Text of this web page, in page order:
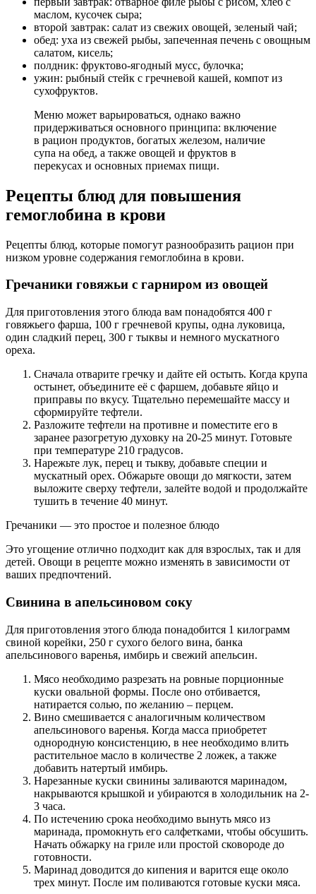
маслом, кусочек сыра;
второй завтрак: салат из свежих овощей, зеленый чай;
обед: уха из свежей рыбы, запеченная печень с овощным
салатом, кисель;
полдник: фруктово-ягодный мусс, булочка;
ужин: рыбный стейк с гречневой кашей, компот из
сухофруктов.
Меню может варьироваться, однако важно
придерживаться основного принципа: включение
в рацион продуктов, богатых железом, наличие
супа на обед, а также овощей и фруктов в
перекусах и основных приемах пищи.
Рецепты блюд для повышения
гемоглобина в крови
Рецепты блюд, которые помогут разнообразить рацион при
низком уровне содержания гемоглобина в крови.
Гречаники говяжьи с гарниром из овощей
Для приготовления этого блюда вам понадобятся 400 г
говяжьего фарша, 100 г гречневой крупы, одна луковица,
один сладкий перец, 300 г тыквы и немного мускатного
ореха.
Сначала отварите гречку и дайте ей остыть. Когда крупа
остынет, объедините её с фаршем, добавьте яйцо и
приправы по вкусу. Тщательно перемешайте массу и
сформируйте тефтели.
Разложите тефтели на противне и поместите его в
заранее разогретую духовку на 20-25 минут. Готовьте
при температуре 210 градусов.
Нарежьте лук, перец и тыкву, добавьте специи и
мускатный орех. Обжарьте овощи до мягкости, затем
выложите сверху тефтели, залейте водой и продолжайте
тушить в течение 40 минут.
Гречаники — это простое и полезное блюдо
Это угощение отлично подходит как для взрослых, так и для
детей. Овощи в рецепте можно изменять в зависимости от
ваших предпочтений.
Свинина в апельсиновом соку
Для приготовления этого блюда понадобится 1 килограмм
свиной корейки, 250 г сухого белого вина, банка
апельсинового варенья, имбирь и свежий апельсин.
Мясо необходимо разрезать на ровные порционные
куски овальной формы. После оно отбивается,
натирается солью, по желанию – перцем.
Вино смешивается с аналогичным количеством
апельсинового варенья. Когда масса приобретет
однородную консистенцию, в нее необходимо влить
растительное масло в количестве 2 ложек, а также
добавить натертый имбирь.
Нарезанные куски свинины заливаются маринадом,
накрываются крышкой и убираются в холодильник на 2-
3 часа.
По истечению срока необходимо вынуть мясо из
маринада, промокнуть его салфетками, чтобы обсушить.
Начать обжарку на гриле или простой сковороде до
готовности.
Маринад доводится до кипения и варится еще около
трех минут. После им поливаются готовые куски мяса.